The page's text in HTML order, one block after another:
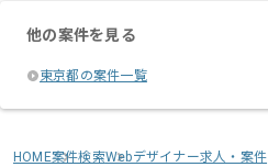
他の案件を見る
東京都の案件一覧
HOME案件検索Webデザイナー求人・案件